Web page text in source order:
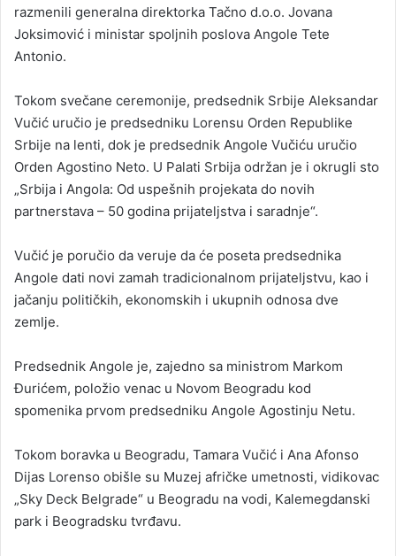
razmenili generalna direktorka Tačno d.o.o. Jovana
Joksimović i ministar spoljnih poslova Angole Tete
Antonio.
Tokom svečane ceremonije, predsednik Srbije Aleksandar
Vučić uručio je predsedniku Lorensu Orden Republike
Srbije na lenti, dok je predsednik Angole Vučiću uručio
Orden Agostino Neto. U Palati Srbija održan je i okrugli sto
„Srbija i Angola: Od uspešnih projekata do novih
partnerstava – 50 godina prijateljstva i saradnje“.
Vučić je poručio da veruje da će poseta predsednika
Angole dati novi zamah tradicionalnom prijateljstvu, kao i
jačanju političkih, ekonomskih i ukupnih odnosa dve
zemlje.
Predsednik Angole je, zajedno sa ministrom Markom
Đurićem, položio venac u Novom Beogradu kod
spomenika prvom predsedniku Angole Agostinju Netu.
Tokom boravka u Beogradu, Tamara Vučić i Ana Afonso
Dijas Lorenso obišle su Muzej afričke umetnosti, vidikovac
„Sky Deck Belgrade“ u Beogradu na vodi, Kalemegdanski
park i Beogradsku tvrđavu.